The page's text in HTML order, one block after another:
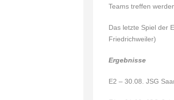
Teams treffen
Das letzte Spiel der
Friedrichweiler)
Ergebnisse
E2 – 30.08. JSG